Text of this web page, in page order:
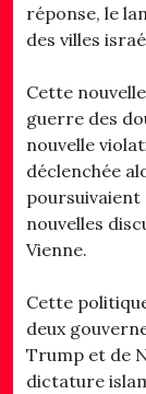
réponse, le
des villes
Cette
guerre des
nouvelle
déclenchée
poursuivaient
nouvelles
Vienne.
Cette
deux
Trump et de
dictature